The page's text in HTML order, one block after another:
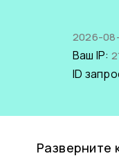
2026-
Ваш IP:
ID
Разверните